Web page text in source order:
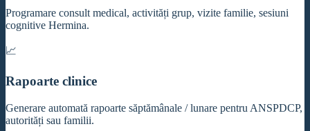
Programare consult medical, activități grup, vizite familie, sesiuni
cognitive Hermina.
📈
Rapoarte clinice
Generare automată rapoarte săptămânale / lunare pentru ANSPDCP,
autorități sau familii.